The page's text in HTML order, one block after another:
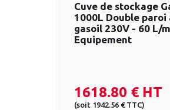
Cuve de stockage
1000L Double
gasoil 230V - 60 L/
Equipement
1618.80 € HT
(soit 1942.56 € TTC)